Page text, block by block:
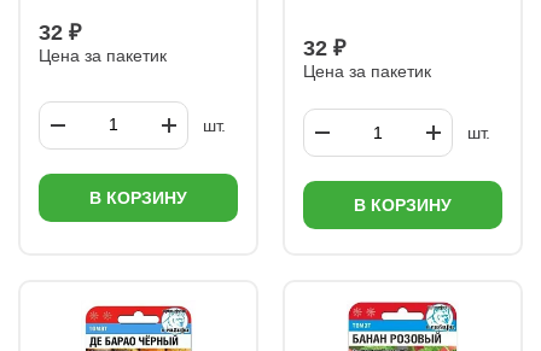
32 ₽
Цена за пакетик
шт.
В КОРЗИНУ
32 ₽
Цена за пакетик
шт.
В КОРЗИНУ